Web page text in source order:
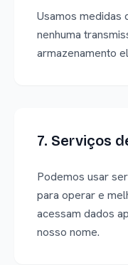
Usamos medidas
nenhuma
armazenamento
7. Serviços
Podemos usar
para operar e
acessam dados
nosso nome.